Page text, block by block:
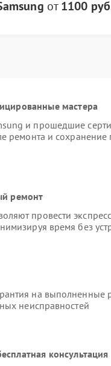
от1100
мастера
и прошедшие
ремонта и
ремонт
провести
время без
на выполненные
неисправностей
консультация